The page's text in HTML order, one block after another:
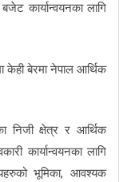
कार्यान्वयनका लागि
केही बेरमा नेपाल आर्थिक
निजी क्षेत्र र आर्थिक
कार्यान्वयनका लागि
भूमिका, आवश्यक